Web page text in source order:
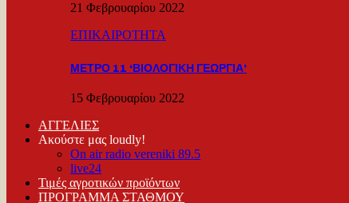
21 Φεβρουαρίου 2022
ΕΠΙΚΑΙΡΟΤΗΤΑ
ΜΕΤΡΟ 11 ‘ΒΙΟΛΟΓΙΚΗ ΓΕΩΡΓΙΑ’
15 Φεβρουαρίου 2022
ΑΓΓΕΛΙΕΣ
Ακούστε μας loudly!
On air radio vereniki 89.5
live24
Τιμές αγροτικών προϊόντων
ΠΡΟΓΡΑΜΜΑ ΣΤΑΘΜΟΥ